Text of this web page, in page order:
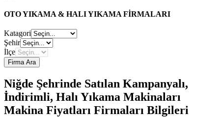
OTO YIKAMA & HALI YIKAMA FİRMALARI
Katagori
Şehir
İlçe
Firma Ara
Niğde Şehrinde Satılan Kampanyalı,
İndirimli, Halı Yıkama Makinaları
Makina Fiyatları Firmaları Bilgileri